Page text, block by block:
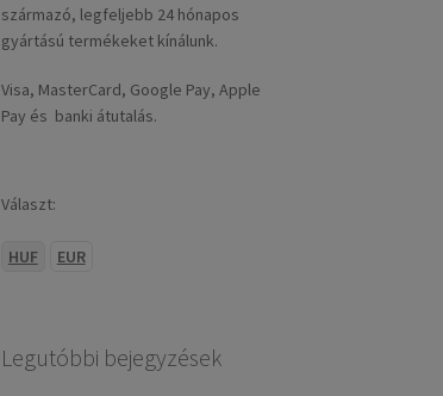
származó, legfeljebb 24 hónapos
gyártású termékeket kínálunk.
Visa, MasterCard, Google Pay, Apple
Pay és banki átutalás.
Választ:
HUF EUR
Legutóbbi bejegyzések